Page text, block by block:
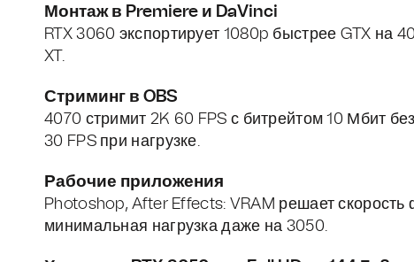
Монтаж в Premiere и DaVinci
RTX 3060 экспортирует 1080p быстрее GTX
XT.
Стриминг в OBS
4070 стримит 2K 60 FPS с битрейтом 10 Мбит
30 FPS при нагрузке.
Рабочие приложения
Photoshop, After Effects: VRAM решает
минимальная нагрузка даже на 3050.